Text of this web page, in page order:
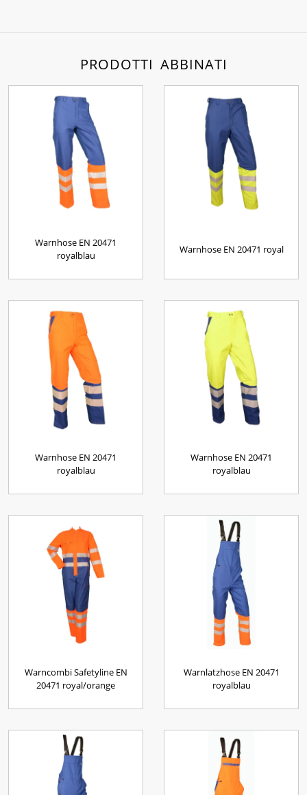
PRODOTTI ABBINATI
Warnhose EN 20471
royalblau
Warnhose EN 20471 royal
Warnhose EN 20471
royalblau
Warnhose EN 20471
royalblau
Warncombi Safetyline EN
20471 royal/orange
Warnlatzhose EN 20471
royalblau